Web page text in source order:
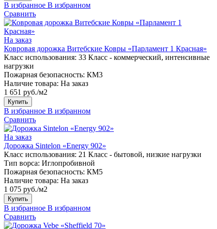
В избранное В избранном
Сравнить
На заказ
Ковровая дорожка Витебские Ковры «Парламент 1 Красная»
Класс использования: 33 Класс - коммерческий, интенсивные
нагрузки
Пожарная безопасность: КМ3
Наличие товара: На заказ
1 651 руб./м2
Купить
В избранное В избранном
Сравнить
На заказ
Дорожка Sintelon «Energy 902»
Класс использования: 21 Класс - бытовой, низкие нагрузки
Тип ворса: Иглопробивной
Пожарная безопасность: КМ5
Наличие товара: На заказ
1 075 руб./м2
Купить
В избранное В избранном
Сравнить